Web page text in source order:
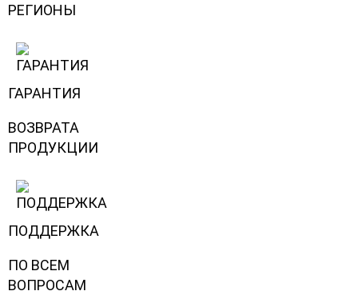
РЕГИОНЫ
ГАРАНТИЯ
ВОЗВРАТА
ПРОДУКЦИИ
ПОДДЕРЖКА
ПО ВСЕМ
ВОПРОСАМ